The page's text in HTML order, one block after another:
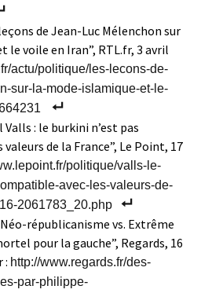
de Jean-Luc Mélenchon sur
le voile en Iran”, RTL.fr, 3 avril
actu/politique/les-lecons-de-
sur-la-mode-islamique-et-le-
: le burkini n’est pas
de la France”, Le Point, 17
politique/valls-le-
avec-les-valeurs-de-
2061783_20.php
républicanisme vs. Extrême
pour la gauche”, Regards, 16
: http://www.regards.fr/des-
par-philippe-